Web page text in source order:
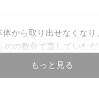
から取り出せなくなり
のの数分で直していた
もっと見る